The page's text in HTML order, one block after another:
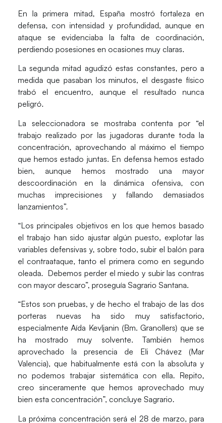
En la primera mitad, España mostró fortaleza en
defensa, con intensidad y profundidad, aunque en
ataque se evidenciaba la falta de coordinación,
perdiendo posesiones en ocasiones muy claras.
La segunda mitad agudizó estas constantes, pero a
medida que pasaban los minutos, el desgaste físico
trabó el encuentro, aunque el resultado nunca
peligró.
La seleccionadora se mostraba contenta por “el
trabajo realizado por las jugadoras durante toda la
concentración, aprovechando al máximo el tiempo
que hemos estado juntas. En defensa hemos estado
bien, aunque hemos mostrado una mayor
descoordinación en la dinámica ofensiva, con
muchas imprecisiones y fallando demasiados
lanzamientos”.
“Los principales objetivos en los que hemos basado
el trabajo han sido ajustar algún puesto, explotar las
variables defensivas y, sobre todo, subir el balón para
el contraataque, tanto el primera como en segundo
oleada. Debemos perder el miedo y subir las contras
con mayor descaro”, proseguía Sagrario Santana.
“Estos son pruebas, y de hecho el trabajo de las dos
porteras nuevas ha sido muy satisfactorio,
especialmente Aída Kevljanin (Bm. Granollers) que se
ha mostrado muy solvente. También hemos
aprovechado la presencia de Eli Chávez (Mar
Valencia), que habitualmente está con la absoluta y
no podemos trabajar sistemática con ella. Repito,
creo sinceramente que hemos aprovechado muy
bien esta concentración”, concluye Sagrario.
La próxima concentración será el 28 de marzo, para